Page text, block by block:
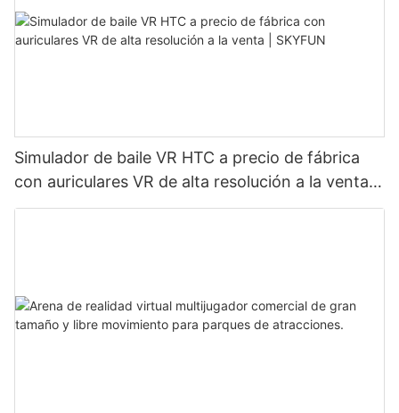
Simulador de baile VR HTC a precio de fábrica
con auriculares VR de alta resolución a la venta |
SKYFUN